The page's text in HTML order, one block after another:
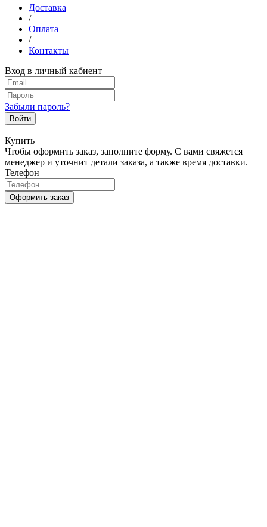
Доставка
/
Оплата
/
Контакты
Вход в личный кабиент
Забыли пароль?
Войти
Купить
Чтобы оформить заказ, заполните форму. С вами свяжется
менеджер и уточнит детали заказа, а также время доставки.
Телефон
Оформить заказ